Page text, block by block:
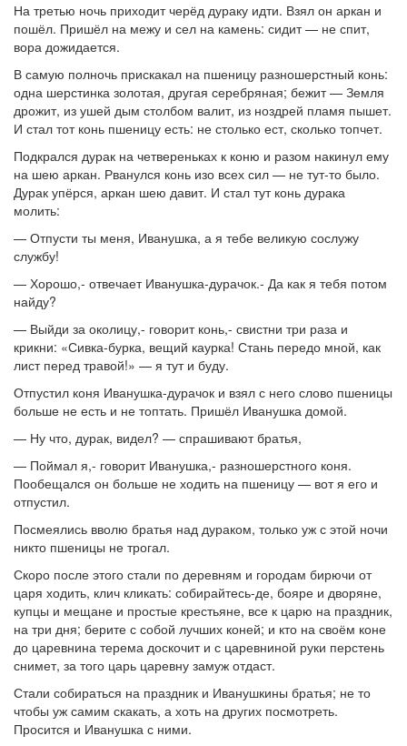
На третью ночь приходит черёд дураку идти. Взял он аркан и
пошёл. Пришёл на межу и сел на камень: сидит — не спит,
вора дожидается.
В самую полночь прискакал на пшеницу разношерстный конь:
одна шерстинка золотая, другая серебряная; бежит — Земля
дрожит, из ушей дым столбом валит, из ноздрей пламя пышет.
И стал тот конь пшеницу есть: не столько ест, сколько топчет.
Подкрался дурак на четвереньках к коню и разом накинул ему
на шею аркан. Рванулся конь изо всех сил — не тут-то было.
Дурак упёрся, аркан шею давит. И стал тут конь дурака
молить:
— Отпусти ты меня, Иванушка, а я тебе великую сослужу
службу!
— Хорошо,- отвечает Иванушка-дурачок.- Да как я тебя потом
найду?
— Выйди за околицу,- говорит конь,- свистни три раза и
крикни: «Сивка-бурка, вещий каурка! Стань передо мной, как
лист перед травой!» — я тут и буду.
Отпустил коня Иванушка-дурачок и взял с него слово пшеницы
больше не есть и не топтать. Пришёл Иванушка домой.
— Ну что, дурак, видел? — спрашивают братья,
— Поймал я,- говорит Иванушка,- разношерстного коня.
Пообещался он больше не ходить на пшеницу — вот я его и
отпустил.
Посмеялись вволю братья над дураком, только уж с этой ночи
никто пшеницы не трогал.
Скоро после этого стали по деревням и городам бирючи от
царя ходить, клич кликать: собирайтесь-де, бояре и дворяне,
купцы и мещане и простые крестьяне, все к царю на праздник,
на три дня; берите с собой лучших коней; и кто на своём коне
до царевнина терема доскочит и с царевниной руки перстень
снимет, за того царь царевну замуж отдаст.
Стали собираться на праздник и Иванушкины братья; не то
чтобы уж самим скакать, а хоть на других посмотреть.
Просится и Иванушка с ними.